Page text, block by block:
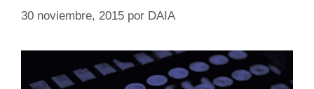
30 noviembre, 2015 por DAIA